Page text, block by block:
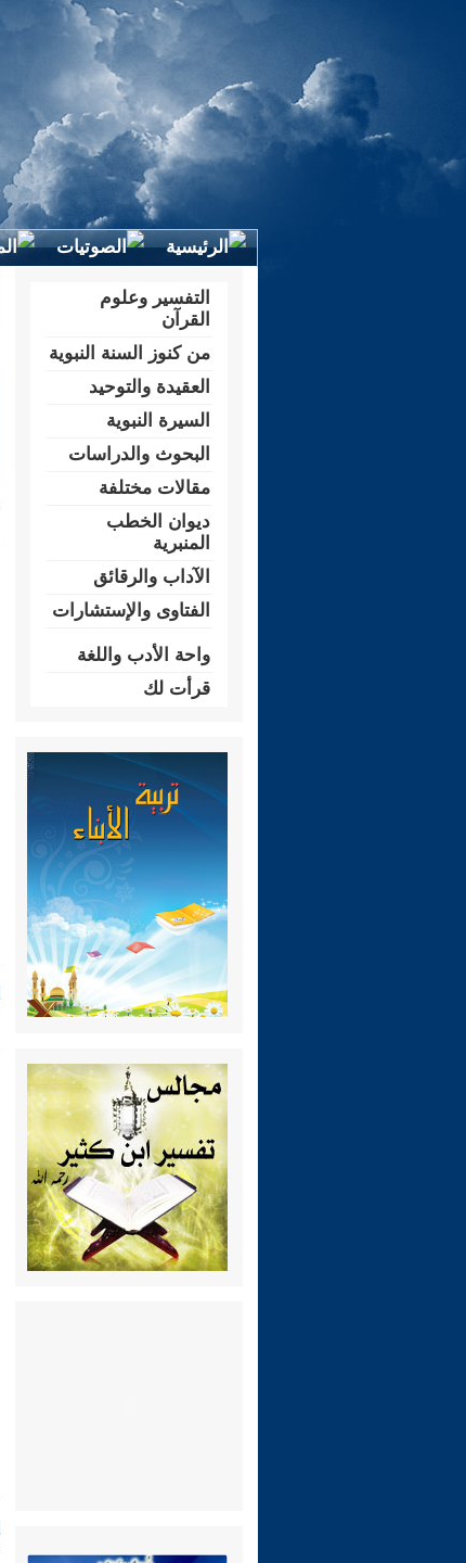
التفسير وعلوم
القرآن
من كنوز السنة النبوية
العقيدة والتوحيد
السيرة النبوية
البحوث والدراسات
مقالات مختلفة
ديوان الخطب
المنبرية
الآداب والرقائق
الفتاوى والإستشارات
واحة الأدب واللغة
قرأت لك